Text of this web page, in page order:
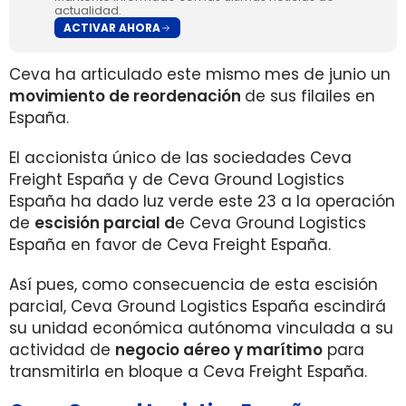
actualidad.
ACTIVAR AHORA
Ceva ha articulado este mismo mes de junio un
movimiento de reordenación de sus filailes en
España.
El accionista único de las sociedades Ceva
Freight España y de Ceva Ground Logistics
España ha dado luz verde este 23 a la operación
de escisión parcial de Ceva Ground Logistics
España en favor de Ceva Freight España.
Así pues, como consecuencia de esta escisión
parcial, Ceva Ground Logistics España escindirá
su unidad económica autónoma vinculada a su
actividad de negocio aéreo y marítimo para
transmitirla en bloque a Ceva Freight España.